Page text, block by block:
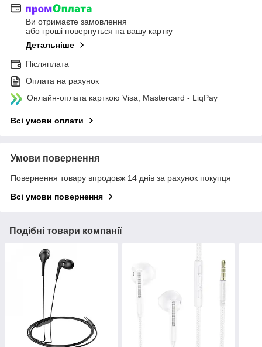
Ви отримаєте замовлення
або гроші повернуться на вашу картку
Детальніше
Післяплата
Оплата на рахунок
Онлайн-оплата карткою Visa, Mastercard - LiqPay
Всі умови оплати
Умови повернення
Повернення товару впродовж 14 днів за рахунок покупця
Всі умови повернення
Подібні товари компанії